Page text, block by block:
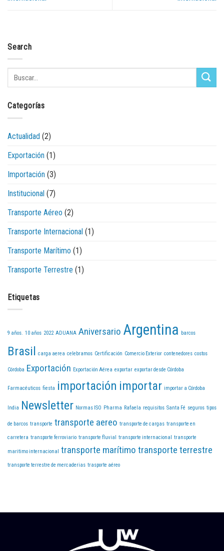
Search
Categorías
Actualidad (2)
Exportación (1)
Importación (3)
Institucional (7)
Transporte Aéreo (2)
Transporte Internacional (1)
Transporte Marítimo (1)
Transporte Terrestre (1)
Etiquetas
9 años. 10 años 2022 ADUANA Aniversario Argentina barcos
Brasil carga aerea celebramos Certificación Comercio Exterior contenedores costos
Córdoba Exportación Exportación Aérea exportar exportar desde Córdoba
Farmacéuticos fiesta importación importar importar a Córdoba
India Newsletter Normas ISO Pharma Rafaela requisitos Santa Fé seguros tipos
de barcos transporte transporte aereo transporte de cargas transporte en
carretera transporte ferroviario transporte fluvial transporte internacional transporte
maritimo internacional transporte marítimo transporte terrestre
transporte terrestre de mercaderias trasporte aéreo